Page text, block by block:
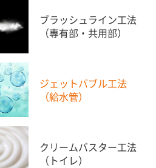
ブラッシュライン工法
（専有部・共用部）
ジェットバブル工法
（給水管）
クリームバスター工法
（トイレ）